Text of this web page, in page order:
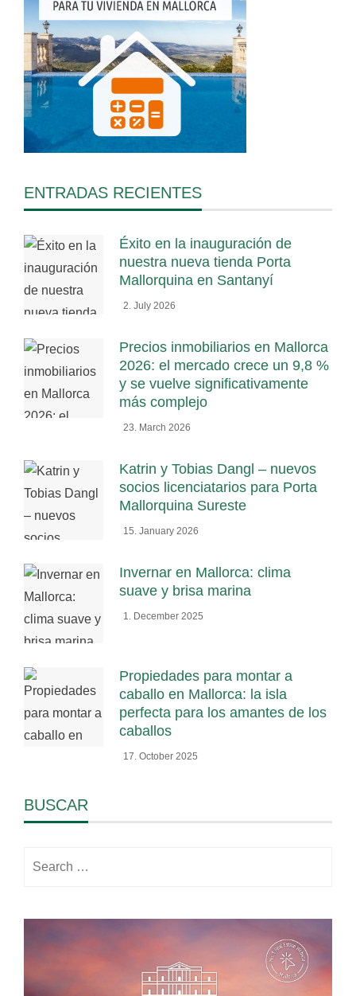
ENTRADAS RECIENTES
Éxito en la inauguración de
nuestra nueva tienda Porta
Mallorquina en Santanyí
2. July 2026
Precios inmobiliarios en Mallorca
2026: el mercado crece un 9,8 %
y se vuelve significativamente
más complejo
23. March 2026
Katrin y Tobias Dangl – nuevos
socios licenciatarios para Porta
Mallorquina Sureste
15. January 2026
Invernar en Mallorca: clima
suave y brisa marina
1. December 2025
Propiedades para montar a
caballo en Mallorca: la isla
perfecta para los amantes de los
caballos
17. October 2025
BUSCAR